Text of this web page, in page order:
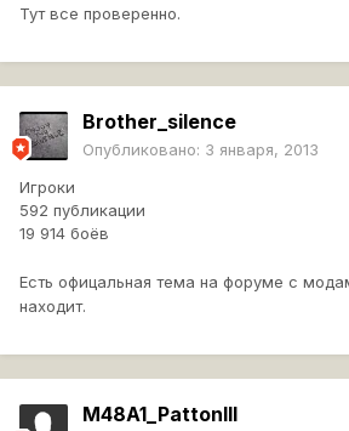
Тут все проверенно.
Brother_silence
Опубликовано: 3 января, 2013
Игроки
592 публикации
19 914 боёв
Есть офицальная тема на форуме с
находит.
M48A1_PattonIII